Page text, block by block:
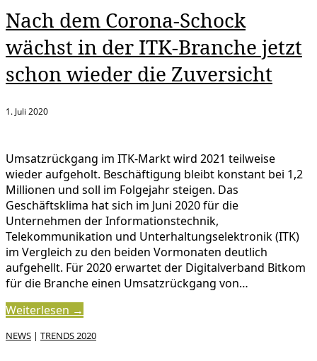
Nach dem Corona-Schock
wächst in der ITK-Branche jetzt
schon wieder die Zuversicht
1. Juli 2020
Umsatzrückgang im ITK-Markt wird 2021 teilweise
wieder aufgeholt. Beschäftigung bleibt konstant bei 1,2
Millionen und soll im Folgejahr steigen. Das
Geschäftsklima hat sich im Juni 2020 für die
Unternehmen der Informationstechnik,
Telekommunikation und Unterhaltungselektronik (ITK)
im Vergleich zu den beiden Vormonaten deutlich
aufgehellt. Für 2020 erwartet der Digitalverband Bitkom
für die Branche einen Umsatzrückgang von…
Weiterlesen →
NEWS | TRENDS 2020